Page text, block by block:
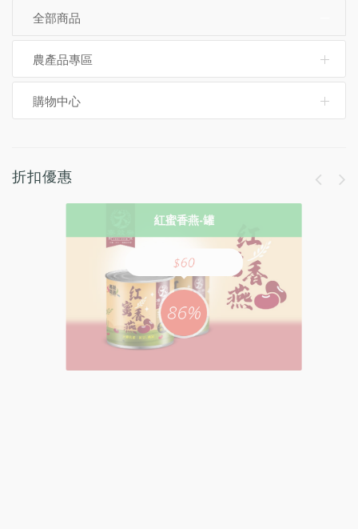
全部商品
農產品專區
大寮精選米
大寮紅晶鑽紅豆
暢銷紅白雙星禮盒組
大寮147好米沒話說
購物中心
折扣優惠
紅蜜香燕-罐
$60
86%